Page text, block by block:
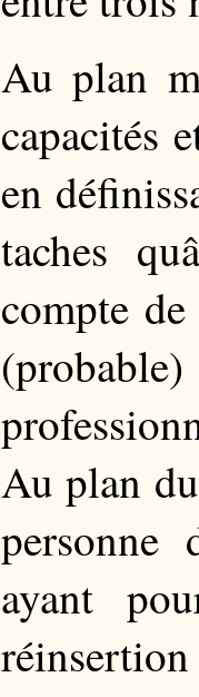
Au plan
capacités
en
taches
compte
Au plan
personne
ayant